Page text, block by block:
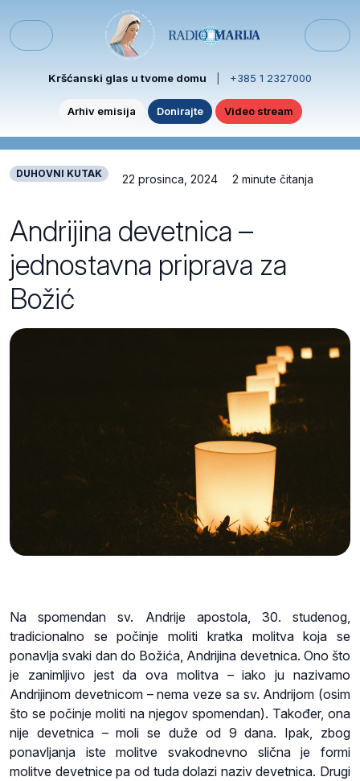
Menu
Kršćanski glas u tvome domu +385 1 2327000
Arhiv emisija Donirajte Video stream
DUHOVNI KUTAK 22 prosinca, 2024 2 minute čitanja
Andrijina devetnica –
jednostavna priprava za
Božić
Na spomendan sv. Andrije apostola, 30. studenog,
tradicionalno se počinje moliti kratka molitva koja se
ponavlja svaki dan do Božića, Andrijina devetnica. Ono što
je zanimljivo jest da ova molitva – iako ju nazivamo
Andrijinom devetnicom – nema veze sa sv. Andrijom (osim
što se počinje moliti na njegov spomendan). Također, ona
nije devetnica – moli se duže od 9 dana. Ipak, zbog
ponavljanja iste molitve svakodnevno slična je formi
molitve devetnice pa od tuda dolazi naziv devetnica. Drugi